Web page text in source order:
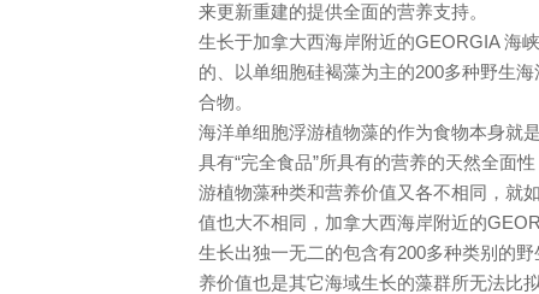
来更新重建的提供全面的营养支持。
生长于加拿大西海岸附近的GEORGIA 海
的、以单细胞硅褐藻为主的200多种野生
合物。
海洋单细胞浮游植物藻的作为食物本身就
具有“完全食品”所具有的营养的天然全面
游植物藻种类和营养价值又各不相同，就
值也大不相同，加拿大西海岸附近的
生长出独一无二的包含有200多种类别的
养价值也是其它海域生长的藻群所无法比